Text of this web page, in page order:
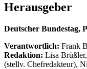
Herausgeber
Deutscher Bundestag,
Verantwortlich: Frank
Redaktion: Lisa
(stellv. Chefredakteur),